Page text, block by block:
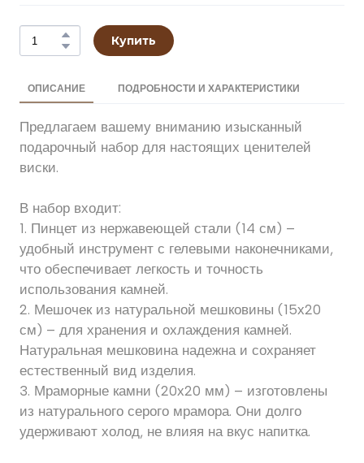
Купить
ОПИСАНИЕ ПОДРОБНОСТИ И ХАРАКТЕРИСТИКИ
Предлагаем вашему вниманию изысканный
подарочный набор для настоящих ценителей
виски.
В набор входит:
1. Пинцет из нержавеющей стали (14 см) –
удобный инструмент с гелевыми наконечниками,
что обеспечивает легкость и точность
использования камней.
2. Мешочек из натуральной мешковины (15х20
см) – для хранения и охлаждения камней.
Натуральная мешковина надежна и сохраняет
естественный вид изделия.
3. Мраморные камни (20х20 мм) – изготовлены
из натурального серого мрамора. Они долго
удерживают холод, не влияя на вкус напитка.